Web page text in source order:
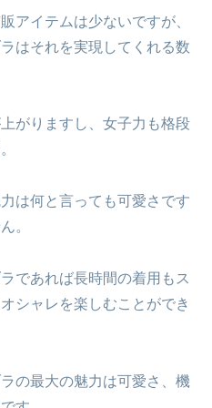
アイテムは少ないですが、
はそれを実現してくれる数
がりますし、女子力も格段
は何と言っても可愛さです
。
であれば長時間の着用もス
シャレを楽しむことができ
の最大の魅力は可愛さ、機